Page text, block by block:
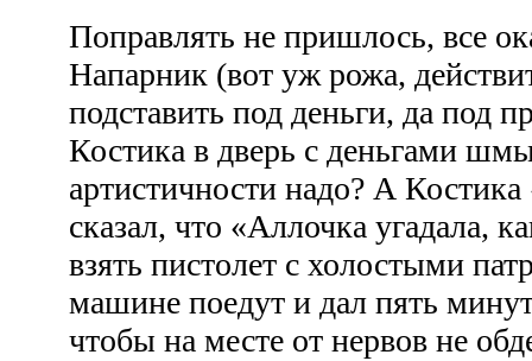
Поправлять не пришлось, все
Напарник (вот уж рожа,
подставить под деньги, да под
Костика в дверь с деньгами
артистичности надо? А
сказал, что «Аллочка угадала,
взять пистолет с холостыми
машине поедут и дал пять
чтобы на месте от нервов не